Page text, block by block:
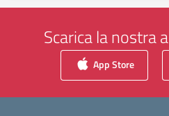
Scarica la nostra
App Store